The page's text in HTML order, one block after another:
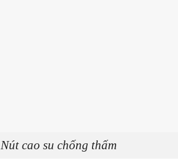
Nút cao su chống thấm